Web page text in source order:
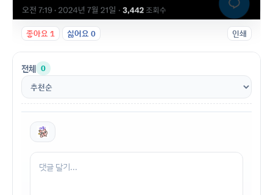
좋아요1 싫어요0 인쇄
전체 0